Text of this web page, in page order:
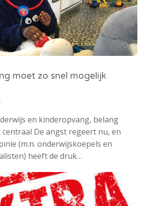
moet zo snel mogelijk
en kinderopvang, belang
De angst regeert nu, en
(m.n. onderwijskoepels en
heeft de druk…